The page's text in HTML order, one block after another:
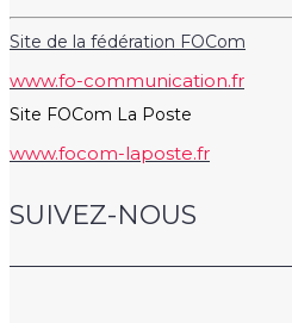
Site de la fédération FOCom
www.fo-communication.fr
Site FOCom La Poste
www.focom-laposte.fr
SUIVEZ-NOUS